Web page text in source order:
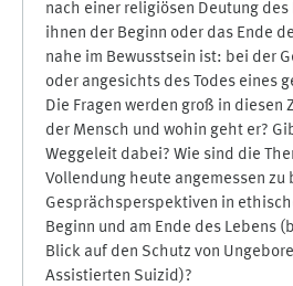
nach einer religiösen Deutung des
ihnen der Beginn oder das Ende
nahe im Bewusstsein ist: bei der
oder angesichts des Todes eines
Die Fragen werden groß in diesen
der Mensch und wohin geht er?
Weggeleit dabei? Wie sind die
Vollendung heute angemessen zu
Gesprächsperspektiven in
Beginn und am Ende des Lebens
Blick auf den Schutz von
Assistierten Suizid)?